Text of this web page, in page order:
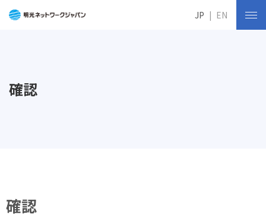
確認
確認
JP EN